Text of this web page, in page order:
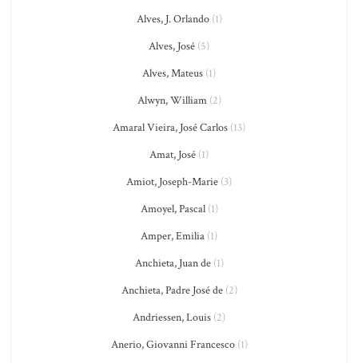
Alves, J. Orlando(1)
Alves, José (5)
Alves, Mateus (1)
Alwyn, William(2)
Amaral Vieira, José Carlos (13)
Amat, José (1)
Amiot, Joseph-Marie (3)
Amoyel, Pascal(1)
Amper, Emilia (1)
Anchieta, Juan de(1)
Anchieta, Padre José de(2)
Andriessen, Louis (2)
Anerio, Giovanni Francesco(1)